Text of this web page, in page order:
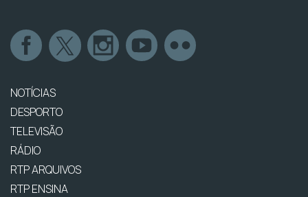
NOTÍCIAS
DESPORTO
TELEVISÃO
RÁDIO
RTP ARQUIVOS
RTP ENSINA